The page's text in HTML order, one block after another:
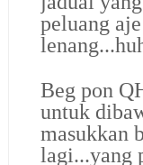
peluang
Beg pon
untuk
masukkan
lagi...yang